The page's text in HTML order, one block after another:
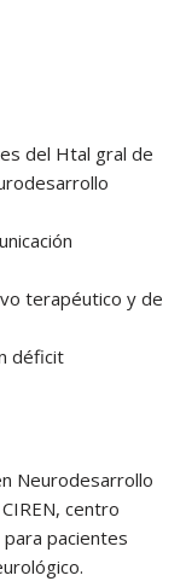
del Htal gral de
terapéutico y de
déficit
Neurodesarrollo
centro
pacientes